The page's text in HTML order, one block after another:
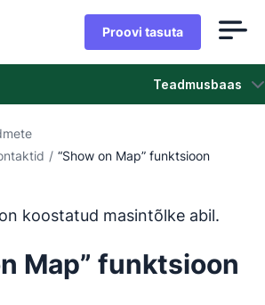
Proovi tasuta
Teadmusbaas
/ “Show on Map” funktsioon
inglise keelest
koostatud masintõlke abil.
Map” funktsioon